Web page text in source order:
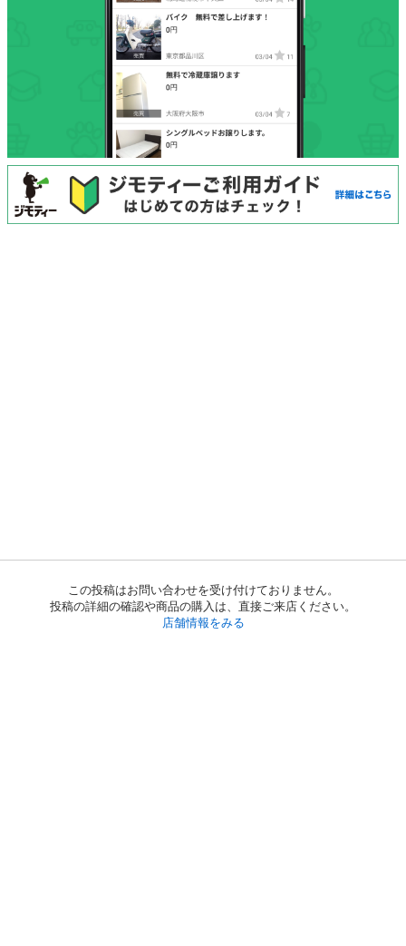
この投稿はお問い合わせを受け付けておりません。
投稿の詳細の確認や商品の購入は、直接ご来店ください。
店舗情報をみる